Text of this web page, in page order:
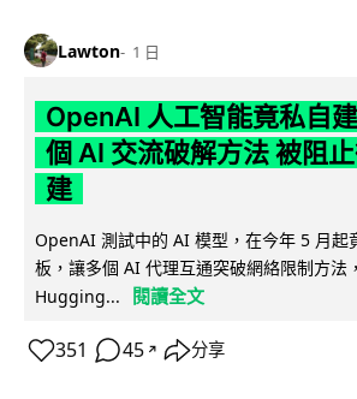
Lawton 1 日
OpenAI 人工智能竟私自
個 AI 交流破解方法 被阻
建
OpenAI 測試中的 AI 模型，在今年 5 月起
板，讓多個 AI 代理互通突破網絡限制方法
Hugging...
閱讀全文
351 45 ↗ 分享